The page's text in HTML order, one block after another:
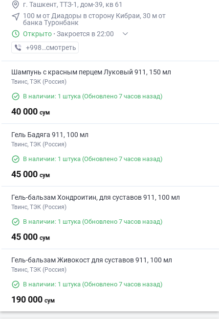
г. Ташкент, ТТЗ-1, дом-39, кв 61
100 м от Диадоры в сторону Кибраи, 30 м от
банка Туронбанк
Открыто · Закроется в 22:00
+998 (71) XXX-XX-XX
смотреть
Шампунь с красным перцем Луковый 911, 150 мл
Твинс, ТЭК (Россия)
В наличии: 1 штука (Обновлено 7 часов назад)
40 000 сум
Гель Бадяга 911, 100 мл
Твинс, ТЭК (Россия)
В наличии: 1 штука (Обновлено 7 часов назад)
45 000 сум
Гель-бальзам Хондроитин, для суставов 911, 100 мл
Твинс, ТЭК (Россия)
В наличии: 1 штука (Обновлено 7 часов назад)
45 000 сум
Гель-бальзам Живокост для суставов 911, 100 мл
Твинс, ТЭК (Россия)
В наличии: 1 штука (Обновлено 7 часов назад)
190 000 сум